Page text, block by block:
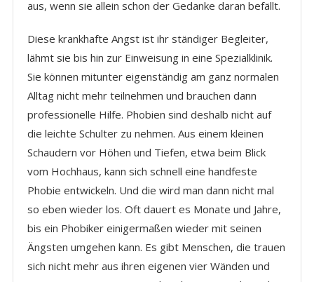
aus, wenn sie allein schon der Gedanke daran befällt.
Diese krankhafte Angst ist ihr ständiger Begleiter,
lähmt sie bis hin zur Einweisung in eine Spezialklinik.
Sie können mitunter eigenständig am ganz normalen
Alltag nicht mehr teilnehmen und brauchen dann
professionelle Hilfe. Phobien sind deshalb nicht auf
die leichte Schulter zu nehmen. Aus einem kleinen
Schaudern vor Höhen und Tiefen, etwa beim Blick
vom Hochhaus, kann sich schnell eine handfeste
Phobie entwickeln. Und die wird man dann nicht mal
so eben wieder los. Oft dauert es Monate und Jahre,
bis ein Phobiker einigermaßen wieder mit seinen
Ängsten umgehen kann. Es gibt Menschen, die trauen
sich nicht mehr aus ihren eigenen vier Wänden und